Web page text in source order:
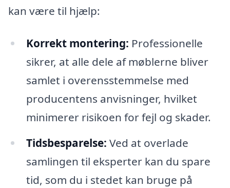
kan være til hjælp:
Korrekt montering: Professionelle
sikrer, at alle dele af møblerne bliver
samlet i overensstemmelse med
producentens anvisninger, hvilket
minimerer risikoen for fejl og skader.
Tidsbesparelse: Ved at overlade
samlingen til eksperter kan du spare
tid, som du i stedet kan bruge på